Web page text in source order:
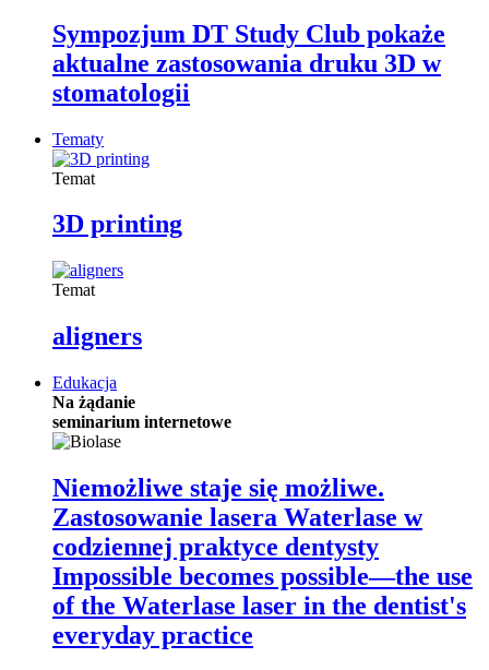
Sympozjum DT Study Club pokaże
aktualne zastosowania druku 3D w
stomatologii
Tematy
Temat
3D printing
Temat
aligners
Edukacja
Na żądanie
seminarium internetowe
Niemożliwe staje się możliwe.
Zastosowanie lasera Waterlase w
codziennej praktyce dentysty
Impossible becomes possible—the use
of the Waterlase laser in the dentist's
everyday practice